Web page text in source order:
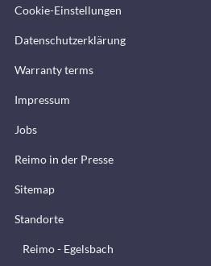
Cookie-Einstellungen
Datenschutzerklärung
Warranty terms
Impressum
Jobs
Reimo in der Presse
Sitemap
Standorte
Reimo - Egelsbach